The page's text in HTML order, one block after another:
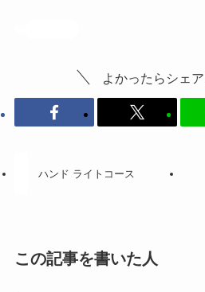
よかったらシェア
ハンド ライトコース
この記事を書いた人